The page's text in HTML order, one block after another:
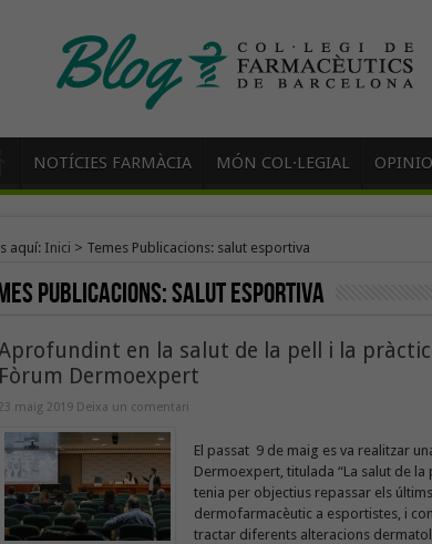
NOTÍCIES FARMÀCIA MÓN COL·LEGIAL
aquí: Inici > Temes Publicacions: salut esportiva
Publicacions:salut esportiva
en la salut de la pell i la
Fòrum Dermoexpert
23 maig 2019 Deixa un comentari
El passat 9 de maig es va realitzar
Dermoexpert, titulada “La salut de
tenia per objectius repassar els
dermofarmacèutic a esportistes, i
tractar diferents alteracions